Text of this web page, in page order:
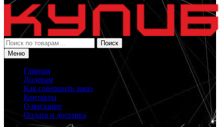
Искать:
Поиск
Меню
Главная
Дилерам
Как совершить заказ
Контакты
О магазине
Оплата и доставка